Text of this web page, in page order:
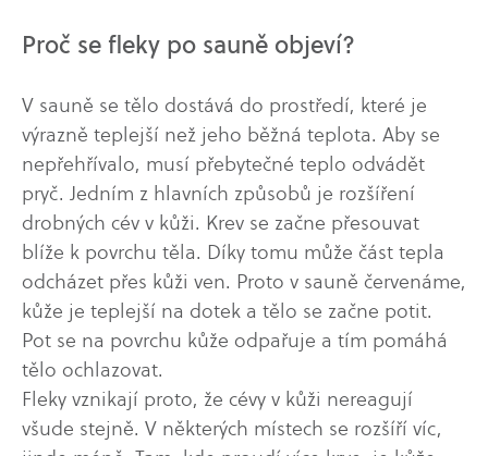
Proč se fleky po sauně objeví?
V sauně se tělo dostává do prostředí, které je
výrazně teplejší než jeho běžná teplota. Aby se
nepřehřívalo, musí přebytečné teplo odvádět
pryč. Jedním z hlavních způsobů je rozšíření
drobných cév v kůži. Krev se začne přesouvat
blíže k povrchu těla. Díky tomu může část tepla
odcházet přes kůži ven. Proto v sauně červenáme,
kůže je teplejší na dotek a tělo se začne potit.
Pot se na povrchu kůže odpařuje a tím pomáhá
tělo ochlazovat.
Fleky vznikají proto, že cévy v kůži nereagují
všude stejně. V některých místech se rozšíří víc,